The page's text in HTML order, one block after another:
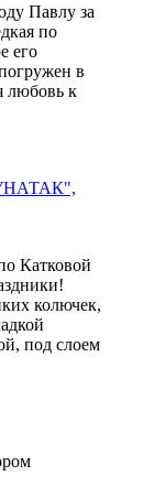
Павлу за
по
его
в
любовь к
Катковой
колючек,
под слоем